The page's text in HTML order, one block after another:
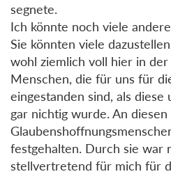
segnete.
Ich könnte noch viele
Sie könnten viele
wohl ziemlich voll hier in
Menschen, die für uns für
eingestanden sind, als
gar nichtig wurde. An diesen
festgehalten. Durch sie war
stellvertretend für mich für